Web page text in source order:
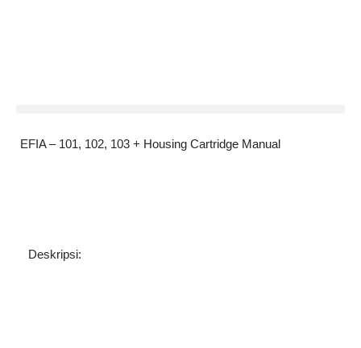
EFIA – 101, 102, 103 + Housing Cartridge Manual
Deskripsi: